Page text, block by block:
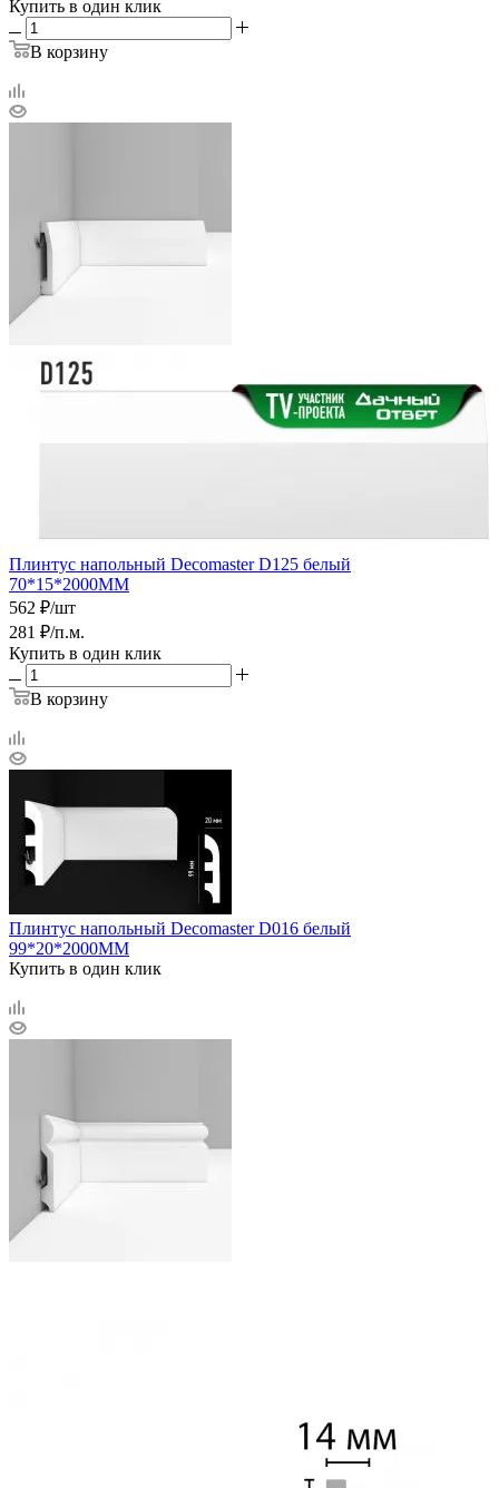
Купить в один клик
В корзину
Плинтус напольный Decomaster D125 белый
70*15*2000ММ
562 ₽/шт
281 ₽/п.м.
Купить в один клик
В корзину
Плинтус напольный Decomaster D016 белый
99*20*2000ММ
Купить в один клик